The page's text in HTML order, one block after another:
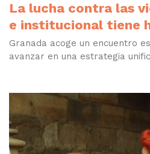
La lucha contra las
e institucional tiene
Granada acoge un encuentro
avanzar en una estrategia